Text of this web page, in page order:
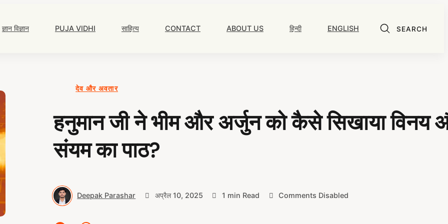
Navigation
ज्ञान विज्ञान PUJA VIDHI साहित्य CONTACT ABOUT US हिन्दी ENGLISH SEARCH
देव और अवतार
हनुमान जी ने भीम और अर्जुन को कैसे सिखाया विनय
संयम का पाठ?
Deepak Parashar अप्रैल 10, 2025 1 min Read Comments Disabled